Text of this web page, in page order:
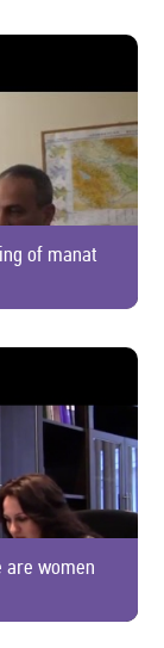
of manat
are women